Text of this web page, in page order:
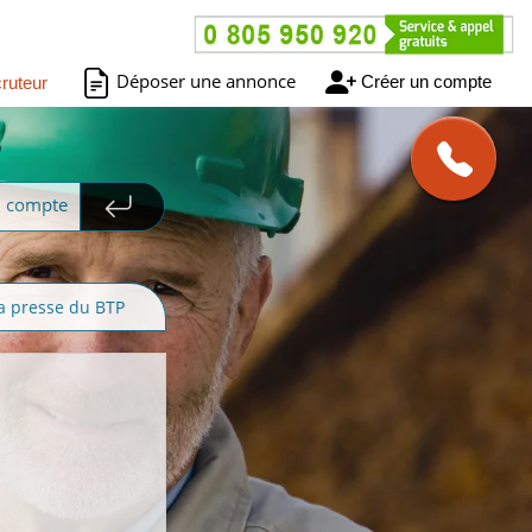
Déposer une annonce Créer un compte
compte
presse du BTP